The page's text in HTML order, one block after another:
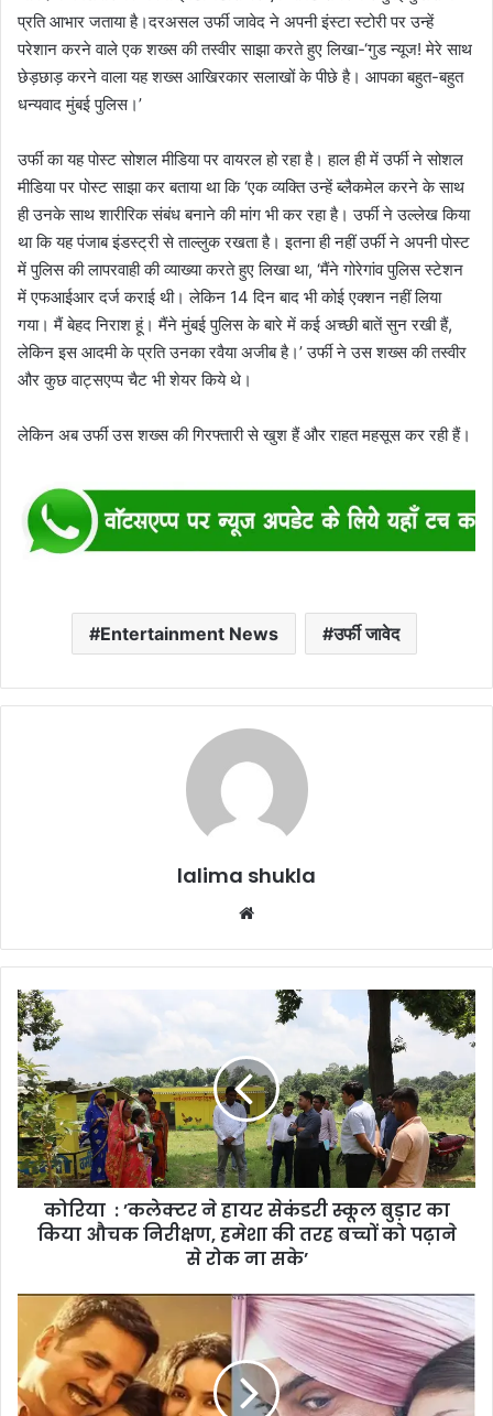
प्रति आभार जताया है।दरअसल उर्फी जावेद ने अपनी इंस्टा स्टोरी पर उन्हें
परेशान करने वाले एक शख्स की तस्वीर साझा करते हुए लिखा-‘गुड न्यूज! मेरे साथ
छेड़छाड़ करने वाला यह शख्स आखिरकार सलाखों के पीछे है। आपका बहुत-बहुत
धन्यवाद मुंबई पुलिस।’
उर्फी का यह पोस्ट सोशल मीडिया पर वायरल हो रहा है। हाल ही में उर्फी ने सोशल
मीडिया पर पोस्ट साझा कर बताया था कि ‘एक व्यक्ति उन्हें ब्लैकमेल करने के साथ
ही उनके साथ शारीरिक संबंध बनाने की मांग भी कर रहा है। उर्फी ने उल्लेख किया
था कि यह पंजाब इंडस्ट्री से ताल्लुक रखता है। इतना ही नहीं उर्फी ने अपनी पोस्ट
में पुलिस की लापरवाही की व्याख्या करते हुए लिखा था, ‘मैंने गोरेगांव पुलिस स्टेशन
में एफआईआर दर्ज कराई थी। लेकिन 14 दिन बाद भी कोई एक्शन नहीं लिया
गया। मैं बेहद निराश हूं। मैंने मुंबई पुलिस के बारे में कई अच्छी बातें सुन रखी हैं,
लेकिन इस आदमी के प्रति उनका रवैया अजीब है।’ उर्फी ने उस शख्स की तस्वीर
और कुछ वाट्सएप्प चैट भी शेयर किये थे।
लेकिन अब उर्फी उस शख्स की गिरफ्तारी से खुश हैं और राहत महसूस कर रही हैं।
Entertainment News उर्फी जावेद
lalima shukla
कोरिया
:
’कलेक्टर
ने
हायर
सेकंडरी
स्कूल
बुड़ार
का
औचक
की
बच्चों
को
पढ़ाने
कोरिया : ’कलेक्टर ने हायर सेकंडरी स्कूल बुड़ार का
किया औचक निरीक्षण, हमेशा की तरह बच्चों को पढ़ाने
से रोक ना सके’
सोशल
मीडिया
लगातार
बायकॉट